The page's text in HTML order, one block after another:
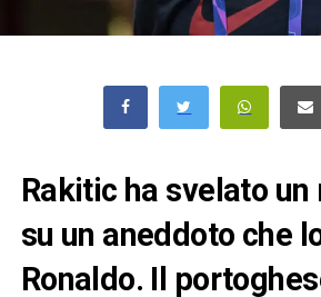
Rakitic ha svelato
su un aneddoto che
Ronaldo. Il